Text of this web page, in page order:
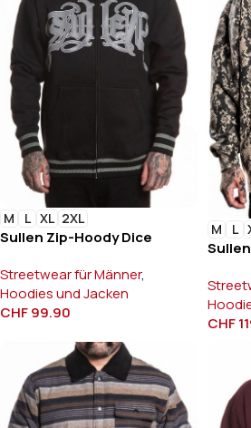
M L XL 2XL
Sullen Zip-Hoody Dice
Streetwear für Männer,
Hoodies und Jacken
CHF99.90
M L
CHF